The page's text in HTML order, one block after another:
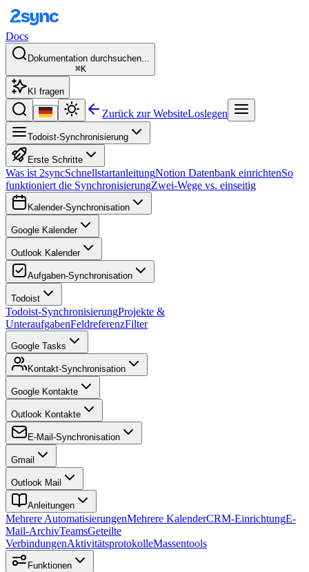
Docs
Dokumentation durchsuchen...
⌘K
KI fragen
Zurück zur WebsiteLoslegen
Todoist-Synchronisierung
Erste Schritte
Was ist 2syncSchnellstartanleitungNotion Datenbank einrichtenSo
funktioniert die SynchronisierungZwei-Wege vs. einseitig
Kalender-Synchronisation
Google Kalender
Outlook Kalender
Aufgaben-Synchronisation
Todoist
Todoist-SynchronisierungProjekte &
UnteraufgabenFeldreferenzFilter
Google Tasks
Kontakt-Synchronisation
Google Kontakte
Outlook Kontakte
E-Mail-Synchronisation
Gmail
Outlook Mail
Anleitungen
Mehrere AutomatisierungenMehrere KalenderCRM-EinrichtungE-
Mail-ArchivTeamsGeteilte
VerbindungenAktivitätsprotokolleMassentools
Funktionen